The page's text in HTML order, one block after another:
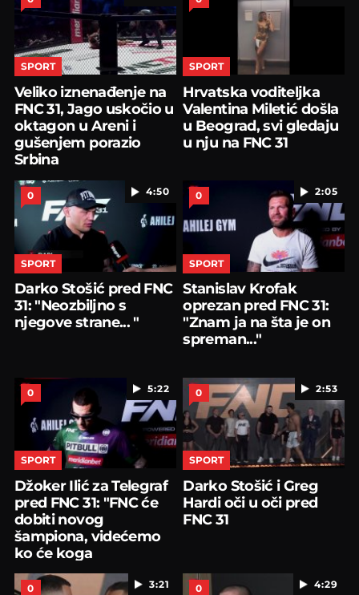
SPORT
Veliko iznenađenje na
FNC 31, Jago uskočio u
oktagon u Areni i
gušenjem porazio
Srbina
SPORT
Hrvatska voditeljka
Valentina Miletić došla
u Beograd, svi gledaju
u nju na FNC 31
4:50
0
SPORT
Darko Stošić pred FNC
31: "Neozbiljno s
njegove strane... "
2:05
0
SPORT
Stanislav Krofak
oprezan pred FNC 31:
"Znam ja na šta je on
spreman..."
5:22
0
SPORT
Džoker Ilić za Telegraf
pred FNC 31: "FNC će
dobiti novog
šampiona, videćemo
ko će koga
našamarati"
2:53
0
SPORT
Darko Stošić i Greg
Hardi oči u oči pred
FNC 31
3:21
0 4:29
0